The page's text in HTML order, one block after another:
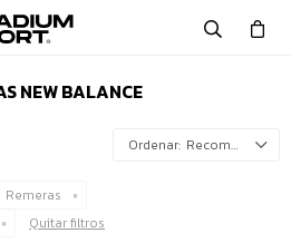
NEW BALANCE
Recomendados
Remeras
Quitar filtros